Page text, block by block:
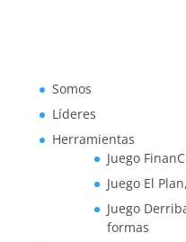
Somos
Líderes
Herramientas
Juego
Juego El
Juego
formas